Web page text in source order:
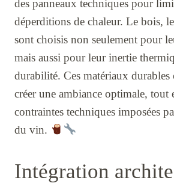
des panneaux techniques pour
déperditions de chaleur. Le bois,
sont choisis non seulement pour
mais aussi pour leur inertie
durabilité. Ces matériaux durables
créer une ambiance optimale, tout
contraintes techniques imposées
du vin.
Intégration